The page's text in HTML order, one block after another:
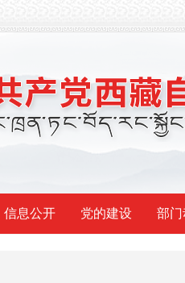
信息公开 党的建设 部门